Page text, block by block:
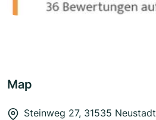
Map
Steinweg 27, 31535 Neustadt